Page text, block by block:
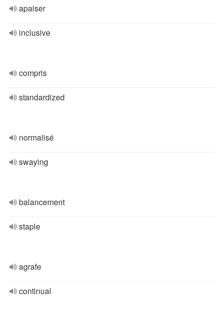
apaiser
inclusive
compris
standardized
normalisé
swaying
balancement
staple
agrafe
continual